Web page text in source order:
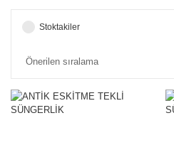
Stoktakiler